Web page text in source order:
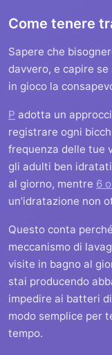
Come tenere
Sapere che
davvero, e capire
in gioco la
P adotta un
registrare ogni
frequenza delle tue
gli adulti ben
al giorno, mentre 6
un’idratazione non
Questo conta
meccanismo di
visite in bagno al
stai producendo
impedire ai batteri
modo semplice per
tempo.